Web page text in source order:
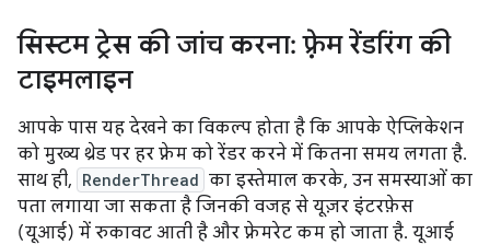
सिस्टम ट्रेस की जांच करना: फ़्रेम रेंडरिंग की
टाइमलाइन
आपके पास यह देखने का विकल्प होता है कि आपके ऐप्लिकेशन
को मुख्य थ्रेड पर हर फ़्रेम को रेंडर करने में कितना समय लगता है.
साथ ही, RenderThread का इस्तेमाल करके, उन समस्याओं का
पता लगाया जा सकता है जिनकी वजह से यूज़र इंटरफ़ेस
(यूआई) में रुकावट आती है और फ़्रेमरेट कम हो जाता है. यूआई